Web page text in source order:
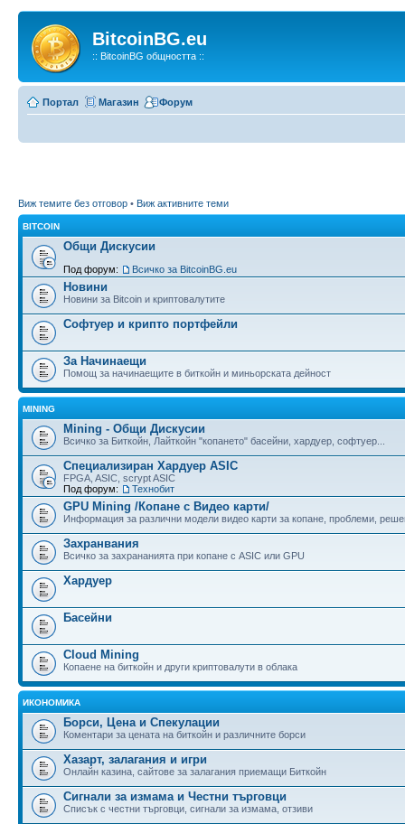
BitcoinBG.eu
:: BitcoinBG общността ::
Портал Магазин Форум
Виж темите без отговор • Виж активните теми
BITCOIN
Общи Дискусии
Под форум: Всичко за BitcoinBG.eu
Новини
Новини за Bitcoin и криптовалутите
Софтуер и крипто портфейли
За Начинаещи
Помощ за начинаещите в биткойн и миньорската дейност
MINING
Mining - Общи Дискусии
Всичко за Биткойн, Лайткойн "копането" басейни, хардуер, софтуер...
Специализиран Хардуер ASIC
FPGA, ASIC, scrypt ASIC
Под форум:
Технобит
GPU Mining /Копане с Видео карти/
Информация за различни модели видео карти за копане, проблеми,
Захранвания
Всичко за захрананията при копане с ASIC или GPU
Хардуер
Басейни
Cloud Mining
Копаене на биткойн и други криптовалути в облака
ИКОНОМИКА
Борси, Цена и Спекулации
Коментари за цената на биткойн и различните борси
Хазарт, залагания и игри
Онлайн казина, сайтове за залагания приемащи Биткойн
Сигнали за измама и Честни търговци
Списък с честни търговци, сигнали за измама, отзиви